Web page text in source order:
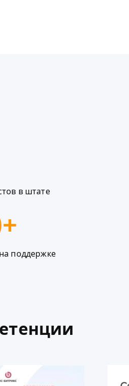
в штате
поддержке